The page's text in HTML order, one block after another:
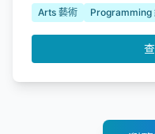
閉區域，，並學習相關
步提升對學校的認識。
Arts 藝術 Programming